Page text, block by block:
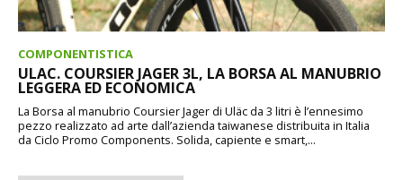
COMPONENTISTICA
ULAC. COURSIER JAGER 3L, LA BORSA AL MANUBRIO
LEGGERA ED ECONOMICA
La Borsa al manubrio Coursier Jager di Uläc da 3 litri è l’ennesimo
pezzo realizzato ad arte dall’azienda taiwanese distribuita in Italia
da Ciclo Promo Components. Solida, capiente e smart,...